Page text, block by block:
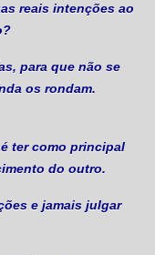
reais intenções ao
para que não se
os rondam.
ter como principal
do outro.
e jamais julgar